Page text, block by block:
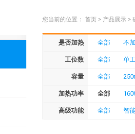
您当前的位置： 首页 > 产品展示 >
是否加热 全部 不
工位数 全部 单
容量 全部
加热功率 全部
高级功能 全部 智